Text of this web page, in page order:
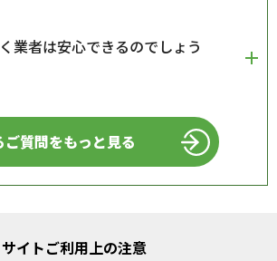
業者は安心できるのでしょう
ご質問をもっと見る
サイトご利用上の注意